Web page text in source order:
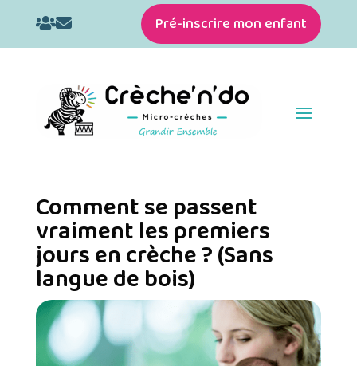
 Pré-inscrire mon enfant
Comment se passent
vraiment les premiers
jours en crèche ? (Sans
langue de bois)